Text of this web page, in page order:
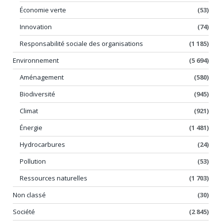
Économie verte
(53)
Innovation
(74)
Responsabilité sociale des organisations
(1 185)
Environnement
(5 694)
Aménagement
(580)
Biodiversité
(945)
Climat
(921)
Énergie
(1 481)
Hydrocarbures
(24)
Pollution
(53)
Ressources naturelles
(1 703)
Non classé
(30)
Société
(2 845)